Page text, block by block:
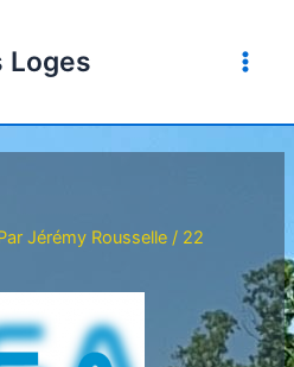
Loges
Jérémy Rousselle / 22